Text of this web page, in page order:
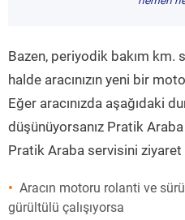
Bazen, periyodik bakım km.
halde aracınızın yeni bir
Eğer aracınızda aşağıdaki
düşünüyorsanız Pratik
Pratik Araba servisini
Aracın motoru rolanti ve
gürültülü çalışıyorsa